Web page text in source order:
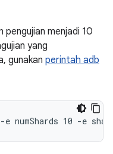
pengujian menjadi 10
yang
gunakan perintah adb